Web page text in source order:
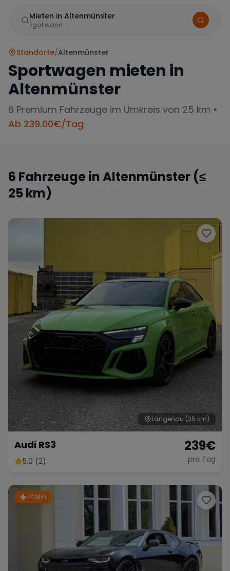
Mieten in Altenmünster
Egal wann
Mercedes
McLaren Jaguar
Tesla Chevrolet Dodge
Bentley Rolls Royce Aston Martin
Bugatti Maserati
Range Rover Corvette
Wann
Zeitraum wählen
Standorte/Altenmünster
Sportwagen mieten in
Altenmünster
6 Premium Fahrzeuge im Umkreis von 25 km •
Ab 239.00€/Tag
6 Fahrzeuge in Altenmünster (≤
25 km)
Langenau (35 km)
Audi RS3
5.0 (2)
239€
pro Tag
~11 Min